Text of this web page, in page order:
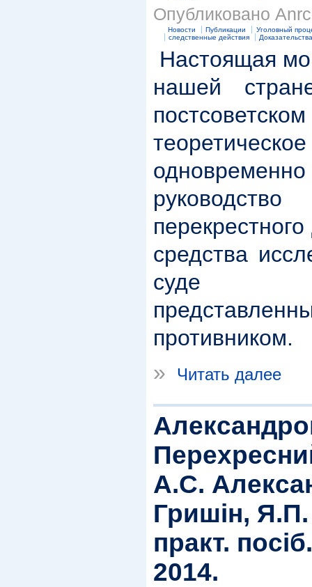
Опубликовано
Новости Публикации
Уголовный
следственные действия
Настоящая
нашей
средства
суде
противником.
»
Читать далее
А.С.
Гришін,
практ.
2014.